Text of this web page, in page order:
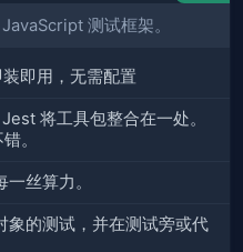
测试框架。
即用，无需配置
将工具包整合在一处。
。
丝算力。
象的测试，并在测试旁或代